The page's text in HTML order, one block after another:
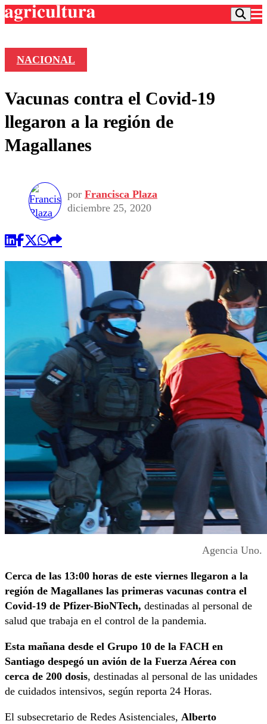
Frecuencias
Agricultura TV
Deportes
Colo Colo
Seleccion Chilena
Torneo Internacional
Entretención
Economía
Internacional
Publicaciones en medios
Opinión
NACIONAL
Vacunas contra el Covid-19
llegaron a la región de
Magallanes
por Francisca Plaza
diciembre 25, 2020
Agencia Uno.
Cerca de las 13:00 horas de este viernes llegaron a la
región de Magallanes las primeras vacunas contra el
Covid-19 de Pfizer-BioNTech, destinadas al personal de
salud que trabaja en el control de la pandemia.
Esta mañana desde el Grupo 10 de la FACH en
Santiago despegó un avión de la Fuerza Aérea con
cerca de 200 dosis, destinadas al personal de las unidades
de cuidados intensivos, según reporta 24 Horas.
El subsecretario de Redes Asistenciales, Alberto